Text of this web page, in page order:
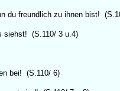
du freundlich zu ihnen bist!
siehst! (S.110/ 3 u.4)
bei! (S.110/ 6)